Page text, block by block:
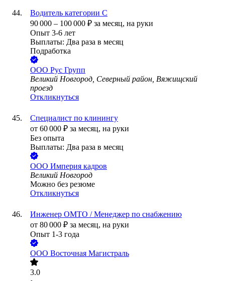
Водитель категории С
90 000 – 100 000 ₽ за месяц, на руки
Опыт 3-6 лет
Выплаты: Два раза в месяц
Подработка
ООО Рус Групп
Великий Новгород, Северный район, Вяжищский
проезд
Откликнуться
Специалист по клинингу
от 60 000 ₽ за месяц, на руки
Без опыта
Выплаты: Два раза в месяц
ООО Империя кадров
Великий Новгород
Можно без резюме
Откликнуться
Инженер ОМТО / Менеджер по снабжению
от 80 000 ₽ за месяц, на руки
Опыт 1-3 года
ООО Восточная Магистраль
3.0